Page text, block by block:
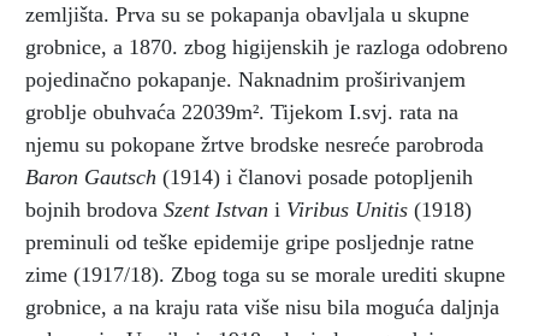
zemljišta. Prva su se pokapanja obavljala u skupne
grobnice, a 1870. zbog higijenskih je razloga odobreno
pojedinačno pokapanje. Naknadnim proširivanjem
groblje obuhvaća 22039m². Tijekom I.svj. rata na
njemu su pokopane žrtve brodske nesreće parobroda
Baron Gautsch (1914) i članovi posade potopljenih
bojnih brodova Szent Istvan i Viribus Unitis (1918)
preminuli od teške epidemije gripe posljednje ratne
zime (1917/18). Zbog toga su se morale urediti skupne
grobnice, a na kraju rata više nisu bila moguća daljnja